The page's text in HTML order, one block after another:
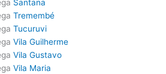
Santana
Tremembé
Tucuruvi
Vila Guilherme
Vila Gustavo
Vila Maria